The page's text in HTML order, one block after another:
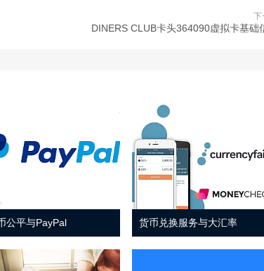
下
DINERS CLUB卡头364090虚拟卡基础
公平与PayPal 货币兑换服务与大汇率